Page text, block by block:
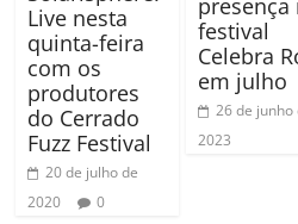
Live nesta
quinta-feira
com os
produtores
do Cerrado
Fuzz Festival
20 de julho de
2020
0
presença
festival
Celebra
em julho
26 de junho
2023